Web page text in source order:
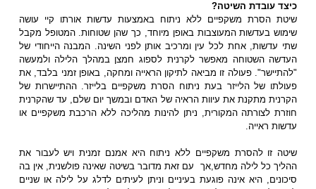
כיצד עובדת השיטה?
שיטת הסרת משקפיים ללא ניתוח באמצעות עדשות אורתו קיי עושה
שימוש בעדשות המעוצבות באופן מיוחד, כך שהן שטוחות. המטופל מקבל
שתי עדשות, אחת לכל עין ומרכיב אותן לפני השינה. המבנה הייחודי של
העדשה השטוחה מאפשר לקרנית לספוג חמצן במהלך הלילה ולמעשה
"להתיישר". פעולה זו מביאה לתיקון הראייה ומחקה, באופן זמני בלבד, את
פעולתו של הלייזר בעת ניתוח הסרת משקפיים בלייזר. ההתיישרות של
הקרנית מתקנת את עיוות הראיה של האדם ובמשך יום שלם, עד שהקרנית
חוזרת לצורתה המקורית, ניתן להינות מהליכה ללא הרכבת משקפיים או
עדשות ראייה.
שיטה זו להסרת משקפיים ללא ניתוח היא אמנם זמנית ויש לעבור את
ההליך כל לילה מחדש,אך עם זאת מדובר בשיטה שאינה פולשנית, אין בה
סיכונים, היא אינה פוגעת בעיניים וניתן לעיתים לדלג על לילה או שניים